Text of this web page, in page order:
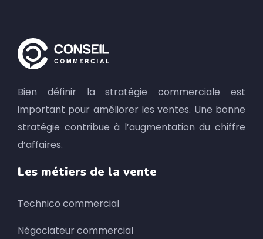
Bien définir la stratégie commerciale est
important pour améliorer les ventes. Une bonne
stratégie contribue à l’augmentation du chiffre
d’affaires.
Les métiers de la vente
Technico commercial
Négociateur commercial